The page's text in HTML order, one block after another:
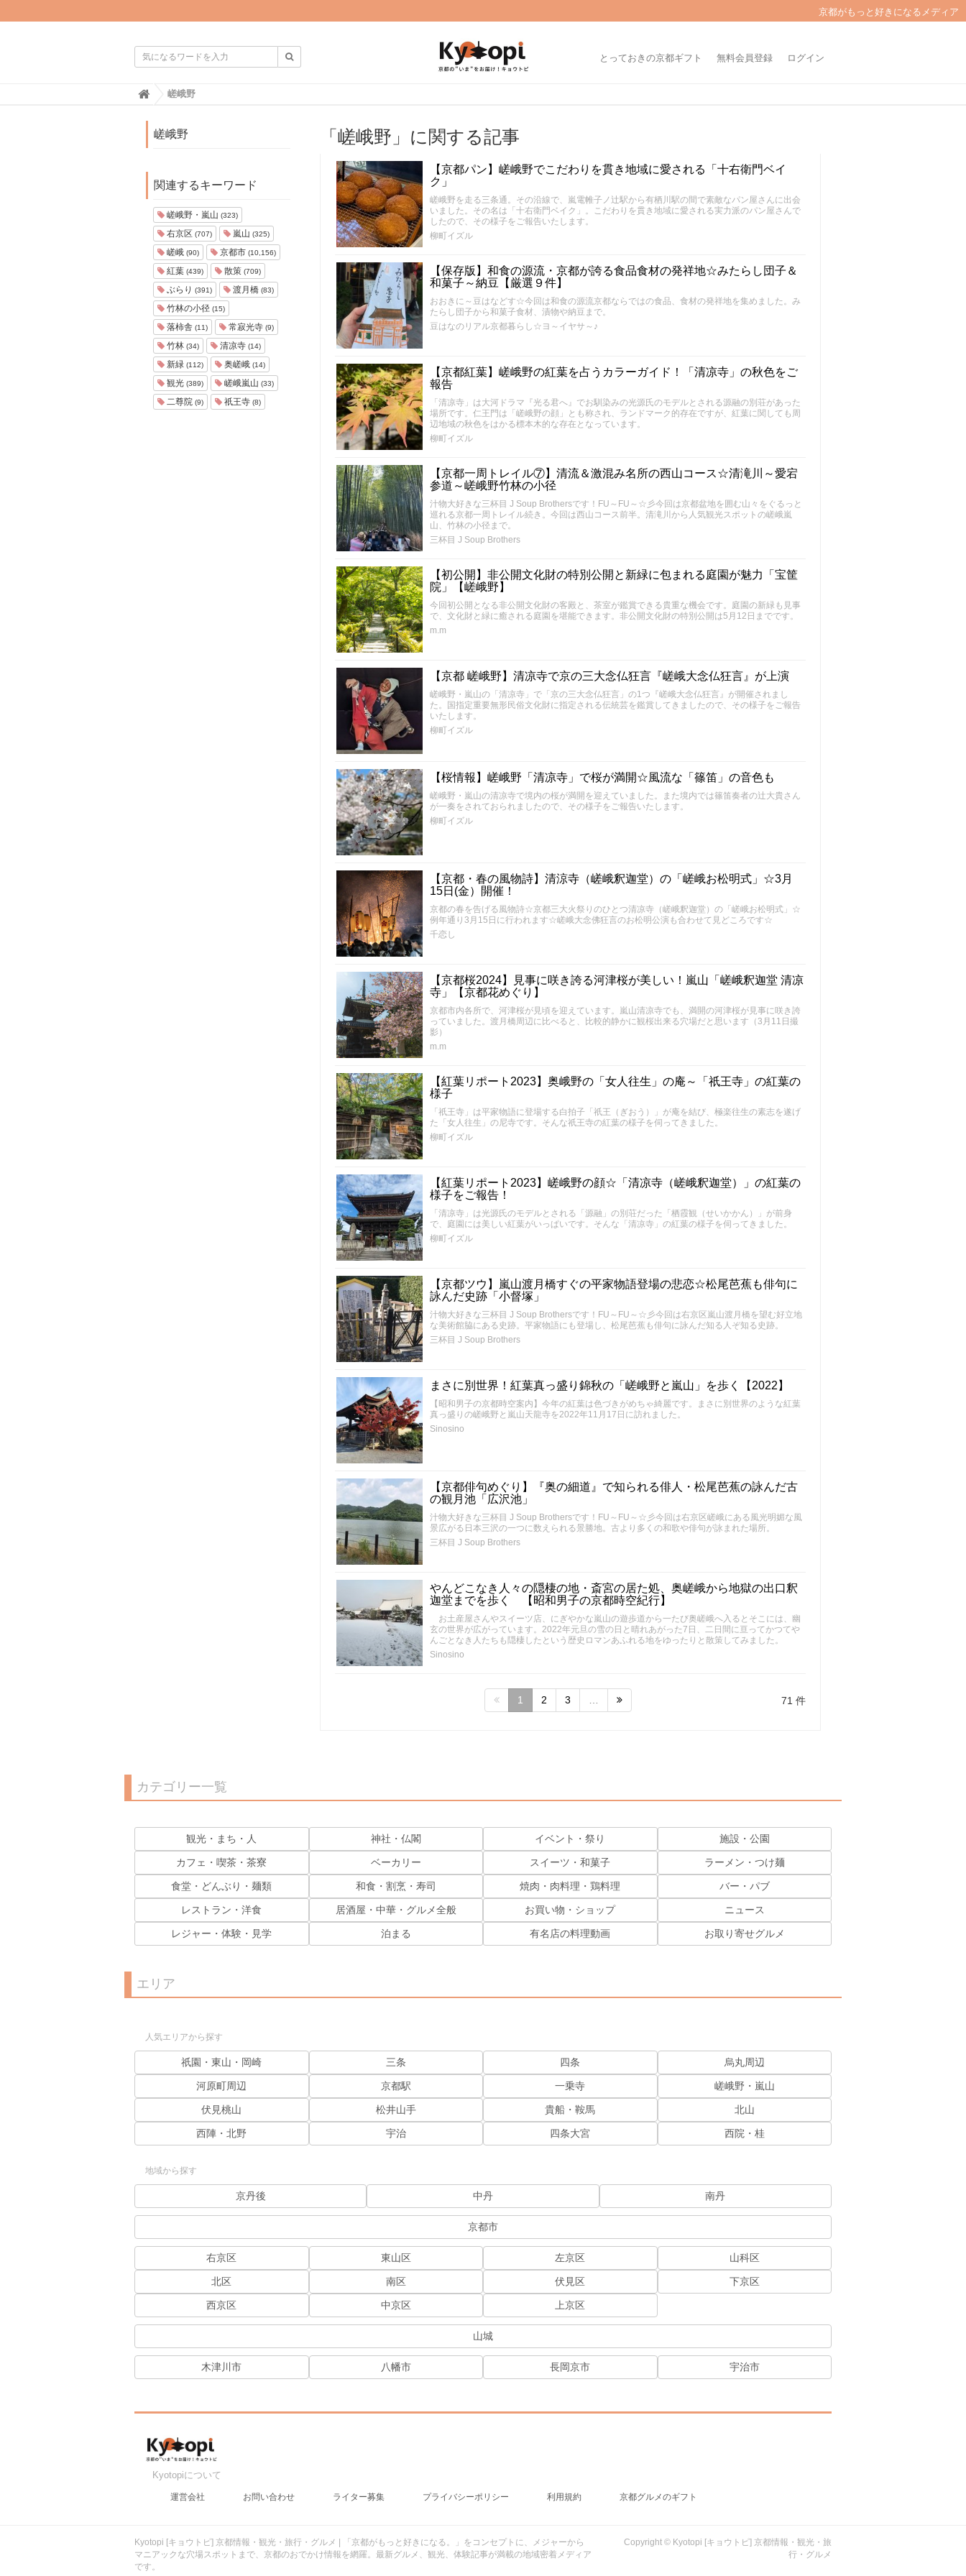
京都がもっと好きになるメディア
とっておきの京都ギフト 無料会員登録 ログイン
H
嵯峨野
嵯峨野
関連するキーワード
嵯峨野・嵐山 (323)
右京区 (707) 嵐山 (325)
嵯峨 (90) 京都市 (10,156)
紅葉 (439) 散策 (709)
ぶらり (391) 渡月橋 (83)
竹林の小径 (15)
落柿舎 (11) 常寂光寺 (9)
竹林 (34) 清凉寺 (14)
新緑 (112) 奥嵯峨 (14)
観光 (389) 嵯峨嵐山 (33)
二尊院 (9) 祇王寺 (8)
「嵯峨野」に関する記事
【京都パン】嵯峨野でこだわりを貫き地域に愛される「十右衛門ベイ
ク」
嵯峨野を走る三条通。その沿線で、嵐電帷子ノ辻駅から有栖川駅の間で素敵なパン屋さんに出会
いました。その名は「十右衛門ベイク」。こだわりを貫き地域に愛される実力派のパン屋さんで
したので、その様子をご報告いたします。
柳町イズル
【保存版】和食の源流・京都が誇る食品食材の発祥地☆みたらし団子＆
和菓子～納豆【厳選９件】
おおきに～豆はなどす☆今回は和食の源流京都ならではの食品、食材の発祥地を集めました。み
たらし団子から和菓子食材、漬物や納豆まで。
豆はなのリアル京都暮らし☆ヨ～イヤサ～♪
【京都紅葉】嵯峨野の紅葉を占うカラーガイド！「清凉寺」の秋色をご
報告
「清凉寺」は大河ドラマ『光る君へ』でお馴染みの光源氏のモデルとされる源融の別荘があった
場所です。仁王門は「嵯峨野の顔」とも称され、ランドマーク的存在ですが、紅葉に関しても周
辺地域の秋色をはかる標本木的な存在となっています。
柳町イズル
【京都一周トレイル⑦】清流＆激混み名所の西山コース☆清滝川～愛宕
参道～嵯峨野竹林の小径
汁物大好きな三杯目 J Soup Brothersです！FU～FU～☆彡今回は京都盆地を囲む山々をぐるっと
巡れる京都一周トレイル続き。今回は西山コース前半。清滝川から人気観光スポットの嵯峨嵐
山、竹林の小径まで。
三杯目 J Soup Brothers
【初公開】非公開文化財の特別公開と新緑に包まれる庭園が魅力「宝筐
院」【嵯峨野】
今回初公開となる非公開文化財の客殿と、茶室が鑑賞できる貴重な機会です。庭園の新緑も見事
で、文化財と緑に癒される庭園を堪能できます。非公開文化財の特別公開は5月12日までです。
m.m
【京都 嵯峨野】清凉寺で京の三大念仏狂言『嵯峨大念仏狂言』が上演
嵯峨野・嵐山の「清凉寺」で「京の三大念仏狂言」の1つ『嵯峨大念仏狂言』が開催されまし
た。国指定重要無形民俗文化財に指定される伝統芸を鑑賞してきましたので、その様子をご報告
いたします。
柳町イズル
【桜情報】嵯峨野「清凉寺」で桜が満開☆風流な「篠笛」の音色も
嵯峨野・嵐山の清凉寺で境内の桜が満開を迎えていました。また境内では篠笛奏者の辻大貴さん
が一奏をされておられましたので、その様子をご報告いたします。
柳町イズル
【京都・春の風物詩】清涼寺（嵯峨釈迦堂）の「嵯峨お松明式」☆3月
15日(金）開催！
京都の春を告げる風物詩☆京都三大火祭りのひとつ清凉寺（嵯峨釈迦堂）の「嵯峨お松明式」☆
例年通り3月15日に行われます☆嵯峨大念佛狂言のお松明公演も合わせて見どころです☆
千恋し
【京都桜2024】見事に咲き誇る河津桜が美しい！嵐山「嵯峨釈迦堂 清凉
寺」【京都花めぐり】
京都市内各所で、河津桜が見頃を迎えています。嵐山清凉寺でも、満開の河津桜が見事に咲き誇
っていました。渡月橋周辺に比べると、比較的静かに観桜出来る穴場だと思います（3月11日撮
影）
m.m
【紅葉リポート2023】奥峨野の「女人往生」の庵～「祇王寺」の紅葉の
様子
「祇王寺」は平家物語に登場する白拍子「祇王（ぎおう）」が庵を結び、極楽往生の素志を遂げ
た「女人往生」の尼寺です。そんな祇王寺の紅葉の様子を伺ってきました。
柳町イズル
【紅葉リポート2023】嵯峨野の顔☆「清凉寺（嵯峨釈迦堂）」の紅葉の
様子をご報告！
「清凉寺」は光源氏のモデルとされる「源融」の別荘だった「栖霞観（せいかかん）」が前身
で、庭園には美しい紅葉がいっぱいです。そんな「清凉寺」の紅葉の様子を伺ってきました。
柳町イズル
【京都ツウ】嵐山渡月橋すぐの平家物語登場の悲恋☆松尾芭蕉も俳句に
詠んだ史跡「小督塚」
汁物大好きな三杯目 J Soup Brothersです！FU～FU～☆彡今回は右京区嵐山渡月橋を望む好立地
な美術館脇にある史跡。平家物語にも登場し、松尾芭蕉も俳句に詠んだ知る人ぞ知る史跡。
三杯目 J Soup Brothers
まさに別世界！紅葉真っ盛り錦秋の「嵯峨野と嵐山」を歩く【2022】
【昭和男子の京都時空案内】今年の紅葉は色づきがめちゃ綺麗です。まさに別世界のような紅葉
真っ盛りの嵯峨野と嵐山天龍寺を2022年11月17日に訪れました。
Sinosino
【京都俳句めぐり】『奥の細道』で知られる俳人・松尾芭蕉の詠んだ古
の観月池「広沢池」
汁物大好きな三杯目 J Soup Brothersです！FU～FU～☆彡今回は右京区嵯峨にある風光明媚な風
景広がる日本三沢の一つに数えられる景勝地。古より多くの和歌や俳句が詠まれた場所。
三杯目 J Soup Brothers
やんどこなき人々の隠棲の地・斎宮の居た処、奥嵯峨から地獄の出口釈
迦堂までを歩く 【昭和男子の京都時空紀行】
お土産屋さんやスイーツ店、にぎやかな嵐山の遊歩道から一たび奥嵯峨へ入るとそこには、幽
玄の世界が広がっています。2022年元旦の雪の日と晴れあがった7日、二日間に亘ってかつてや
んごとなき人たちも隠棲したという歴史ロマンあふれる地をゆったりと散策してみました。
Sinosino
71 件
1 2 3
カテゴリー一覧
観光・まち・人 神社・仏閣 イベント・祭り 施設・公園
カフェ・喫茶・茶寮 ベーカリー スイーツ・和菓子 ラーメン・つけ麺
食堂・どんぶり・麺類 和食・割烹・寿司 焼肉・肉料理・鶏料理 バー・パブ
レストラン・洋食 居酒屋・中華・グルメ全般 お買い物・ショップ ニュース
レジャー・体験・見学 泊まる 有名店の料理動画 お取り寄せグルメ
エリア
人気エリアから探す
祇園・東山・岡崎 三条 四条 烏丸周辺
河原町周辺 京都駅 一乗寺 嵯峨野・嵐山
伏見桃山 松井山手 貴船・鞍馬 北山
西陣・北野 宇治 四条大宮 西院・桂
地域から探す
京丹後 中丹 南丹
京都市
右京区 東山区 左京区 山科区
北区 南区 伏見区 下京区
西京区 中京区 上京区
山城
木津川市 八幡市 長岡京市 宇治市
Kyotopiについて
運営会社 お問い合わせ ライター募集 プライバシーポリシー 利用規約 京都グルメのギフト
Kyotopi [キョウトピ] 京都情報・観光・旅行・グルメ | 「京都がもっと好きになる。」をコンセプトに、メジャーから
マニアックな穴場スポットまで、京都のおでかけ情報を網羅。最新グルメ、観光、体験記事が満載の地域密着メディア
です。
Copyright © Kyotopi [キョウトピ] 京都情報・観光・旅
行・グルメ